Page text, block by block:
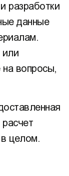
разработки
данные
или
вопросы,
целом.